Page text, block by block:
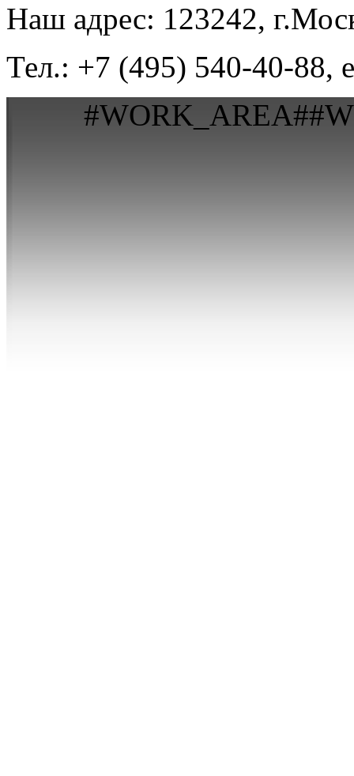
Наш адрес: 123242,
Тел.: +7 (495) 540-40-88,